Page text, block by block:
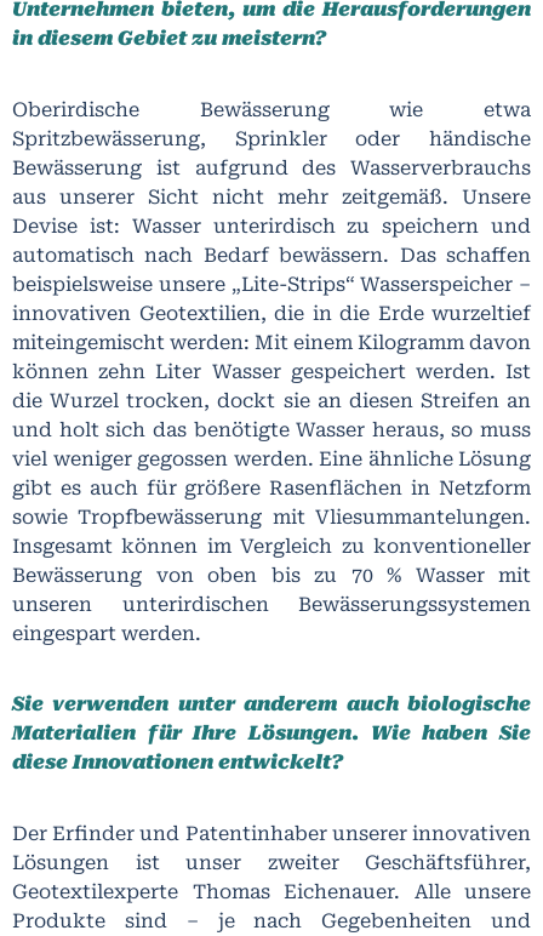
Unternehmen bieten, um die Herausforderungen
in diesem Gebiet zu meistern?
Oberirdische Bewässerung wie etwa
Spritzbewässerung, Sprinkler oder händische
Bewässerung ist aufgrund des Wasserverbrauchs
aus unserer Sicht nicht mehr zeitgemäß. Unsere
Devise ist: Wasser unterirdisch zu speichern und
automatisch nach Bedarf bewässern. Das schaffen
beispielsweise unsere „Lite-Strips“ Wasserspeicher –
innovativen Geotextilien, die in die Erde wurzeltief
miteingemischt werden: Mit einem Kilogramm davon
können zehn Liter Wasser gespeichert werden. Ist
die Wurzel trocken, dockt sie an diesen Streifen an
und holt sich das benötigte Wasser heraus, so muss
viel weniger gegossen werden. Eine ähnliche Lösung
gibt es auch für größere Rasenflächen in Netzform
sowie Tropfbewässerung mit Vliesummantelungen.
Insgesamt können im Vergleich zu konventioneller
Bewässerung von oben bis zu 70 % Wasser mit
unseren unterirdischen Bewässerungssystemen
eingespart werden.
Sie verwenden unter anderem auch biologische
Materialien für Ihre Lösungen. Wie haben Sie
diese Innovationen entwickelt?
Der Erfinder und Patentinhaber unserer innovativen
Lösungen ist unser zweiter Geschäftsführer,
Geotextilexperte Thomas Eichenauer. Alle unsere
Produkte sind – je nach Gegebenheiten und